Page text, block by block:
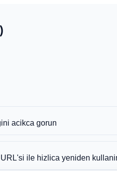
acikca gorun
ile hizlica yeniden